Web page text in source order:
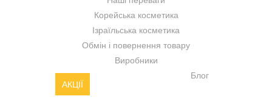
Корейська косметика
Ізраїльська косметика
Обмін і повернення товару
Виробники
АКЦІЇ
Блог